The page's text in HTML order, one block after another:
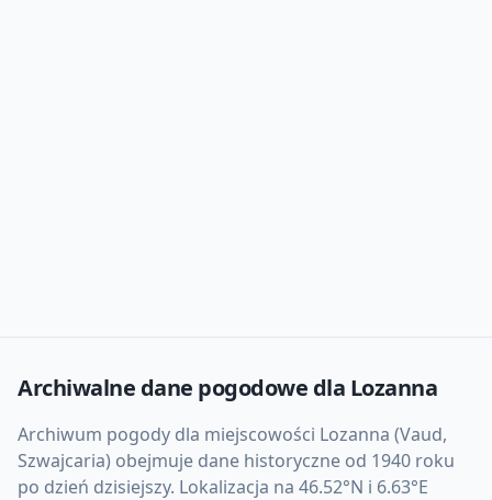
Archiwalne dane pogodowe dla Lozanna
Archiwum pogody dla miejscowości Lozanna (Vaud,
Szwajcaria) obejmuje dane historyczne od 1940 roku
po dzień dzisiejszy. Lokalizacja na 46.52°N i 6.63°E